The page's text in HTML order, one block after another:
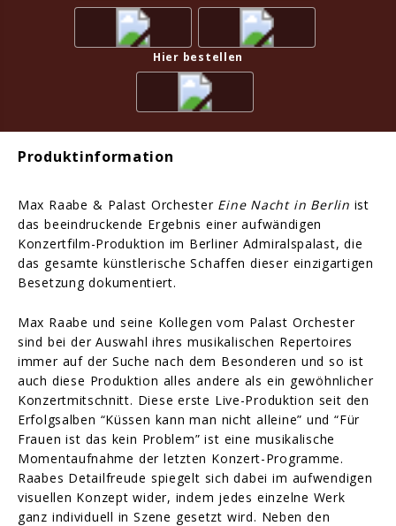
Hier bestellen
Produktinformation
Max Raabe & Palast Orchester Eine Nacht in Berlin ist
das beeindruckende Ergebnis einer aufwändigen
Konzertfilm-Produktion im Berliner Admiralspalast, die
das gesamte künstlerische Schaffen dieser einzigartigen
Besetzung dokumentiert.
Max Raabe und seine Kollegen vom Palast Orchester
sind bei der Auswahl ihres musikalischen Repertoires
immer auf der Suche nach dem Besonderen und so ist
auch diese Produktion alles andere als ein gewöhnlicher
Konzertmitschnitt. Diese erste Live-Produktion seit den
Erfolgsalben “Küssen kann man nicht alleine” und “Für
Frauen ist das kein Problem” ist eine musikalische
Momentaufnahme der letzten Konzert-Programme.
Raabes Detailfreude spiegelt sich dabei im aufwendigen
visuellen Konzept wider, indem jedes einzelne Werk
ganz individuell in Szene gesetzt wird. Neben den